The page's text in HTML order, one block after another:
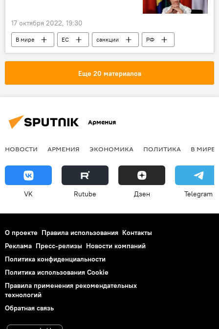
17 октября 2022, 19:30
В мире ЕС санкции
РФ
Украина
МИД
Франция
Еще 20 материалов
Армения
НОВОСТИ АРМЕНИЯ ЭКОНОМИКА ПОЛИТИКА В МИРЕ
VK Rutube Дзен Telegram
О проекте Правила использования Контакты
Реклама Пресс-релизы Новости компаний
Политика конфиденциальности
Политика использования Cookie
Правила применения рекомендательных
технологий
Обратная связь